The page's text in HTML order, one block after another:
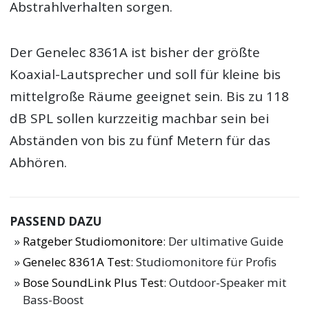
Abstrahlverhalten sorgen.
Der Genelec 8361A ist bisher der größte
Koaxial-Lautsprecher und soll für kleine bis
mittelgroße Räume geeignet sein. Bis zu 118
dB SPL sollen kurzzeitig machbar sein bei
Abständen von bis zu fünf Metern für das
Abhören.
PASSEND DAZU
Ratgeber Studiomonitore: Der ultimative Guide
Genelec 8361A Test: Studiomonitore für Profis
Bose SoundLink Plus Test: Outdoor-Speaker mit
Bass-Boost